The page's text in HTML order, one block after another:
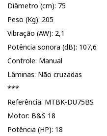
Diâmetro (cm): 75
Peso (Kg): 205
Vibração (AW): 2,1
Potência sonora (dB): 107,6
Controle: Manual
Lâminas: Não cruzadas
***
Referência: MTBK-DU75BS
Motor: B&S 18
Potência (HP): 18